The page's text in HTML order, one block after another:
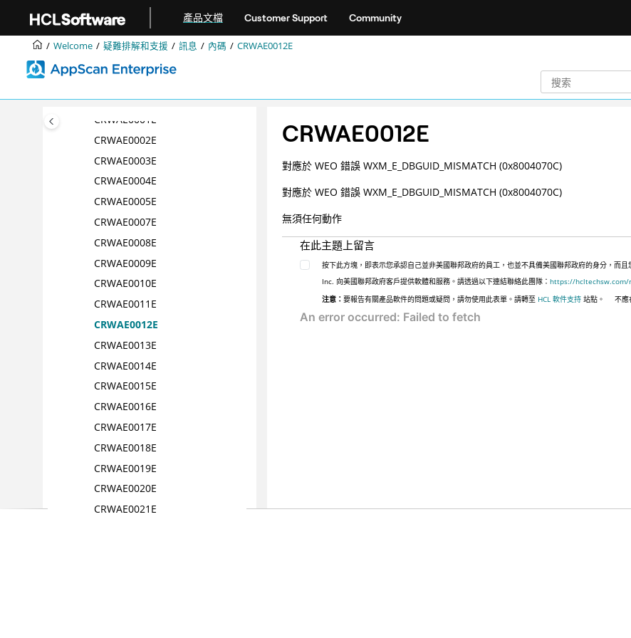
產品文檔 Customer Support Community
Welcome 疑難排解和支援 訊息 內碼 CRWAE0012E
動態分析掃描器疑難排解
Enterprise Server 疑難排解
內碼
CRWAE0000E
CRWAE0001E
CRWAE0002E
CRWAE0003E
CRWAE0004E
CRWAE0005E
CRWAE0007E
CRWAE0008E
CRWAE0009E
CRWAE0010E
CRWAE0011E
CRWAE0012E
CRWAE0013E
CRWAE0014E
CRWAE0015E
CRWAE0016E
CRWAE0017E
CRWAE0018E
CRWAE0019E
CRWAE0020E
CRWAE0021E
CRWAE0012E
對應於 WEO 錯誤 WXM_E_DBGUID_MISMATCH (0x8004070C)
對應於 WEO 錯誤 WXM_E_DBGUID_MISMATCH (0x8004070C)
無須任何動作
在此主題上留言
按下此方塊，即表示您承認自己並非美國聯邦政府的員工，也並不具備美國聯邦政府的身分，而
Inc. 向美國聯邦政府客戶提供軟體和服務。請透過以下連結聯絡此團隊：https://hcltechsw.com/
注意：要報告有關產品軟件的問題或疑問，請勿使用此表單。請轉至 HCL 軟件支持 站點。 不應